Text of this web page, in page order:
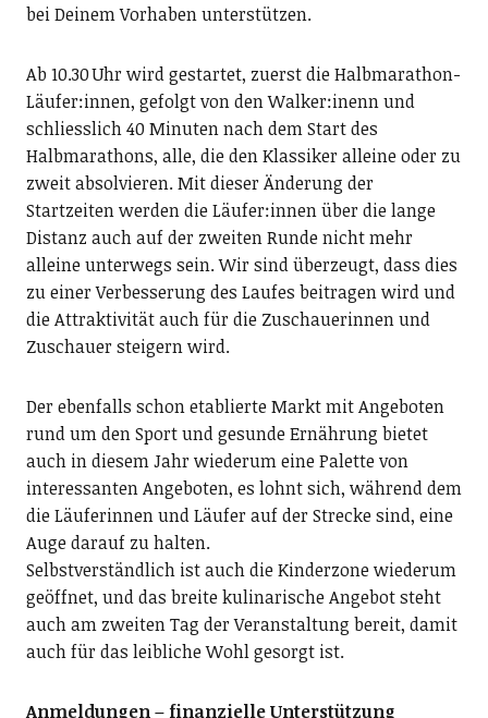
bei Deinem Vorhaben unterstützen.
Ab 10.30 Uhr wird gestartet, zuerst die Halbmarathon-
Läufer:innen, gefolgt von den Walker:inenn und
schliesslich 40 Minuten nach dem Start des
Halbmarathons, alle, die den Klassiker alleine oder zu
zweit absolvieren. Mit dieser Änderung der
Startzeiten werden die Läufer:innen über die lange
Distanz auch auf der zweiten Runde nicht mehr
alleine unterwegs sein. Wir sind überzeugt, dass dies
zu einer Verbesserung des Laufes beitragen wird und
die Attraktivität auch für die Zuschauerinnen und
Zuschauer steigern wird.
Der ebenfalls schon etablierte Markt mit Angeboten
rund um den Sport und gesunde Ernährung bietet
auch in diesem Jahr wiederum eine Palette von
interessanten Angeboten, es lohnt sich, während dem
die Läuferinnen und Läufer auf der Strecke sind, eine
Auge darauf zu halten.
Selbstverständlich ist auch die Kinderzone wiederum
geöffnet, und das breite kulinarische Angebot steht
auch am zweiten Tag der Veranstaltung bereit, damit
auch für das leibliche Wohl gesorgt ist.
Anmeldungen – finanzielle Unterstützung